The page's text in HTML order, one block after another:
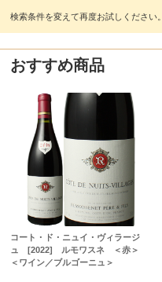
おすすめ商品
コート・ド・ニュイ・ヴィラージ
ュ [2022] ルモワスネ ＜赤＞
＜ワイン／ブルゴーニュ＞